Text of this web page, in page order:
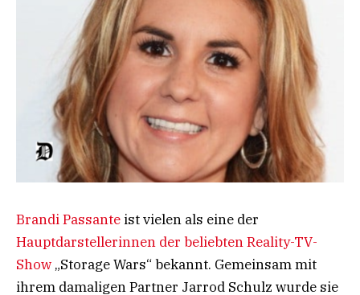
Brandi Passante ist vielen als eine der
Hauptdarstellerinnen der beliebten Reality-TV-
Show „Storage Wars“ bekannt. Gemeinsam mit
ihrem damaligen Partner Jarrod Schulz wurde sie